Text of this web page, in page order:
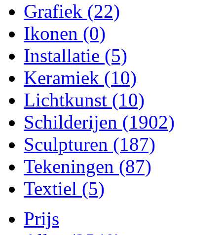
Grafiek (22)
Ikonen (0)
Installatie (5)
Keramiek (10)
Lichtkunst (10)
Schilderijen (1902)
Sculpturen (187)
Tekeningen (87)
Textiel (5)
Prijs